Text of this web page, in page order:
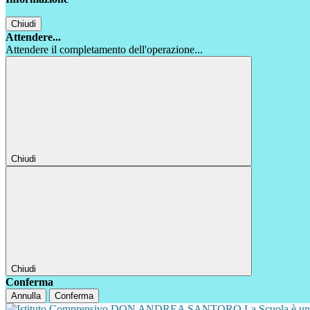
Chiudi
Attendere...
Attendere il completamento dell'operazione...
Chiudi
Chiudi
Conferma
Annulla Conferma